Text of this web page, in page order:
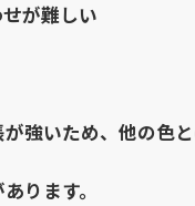
が難しい
強いため、他の色
ります。